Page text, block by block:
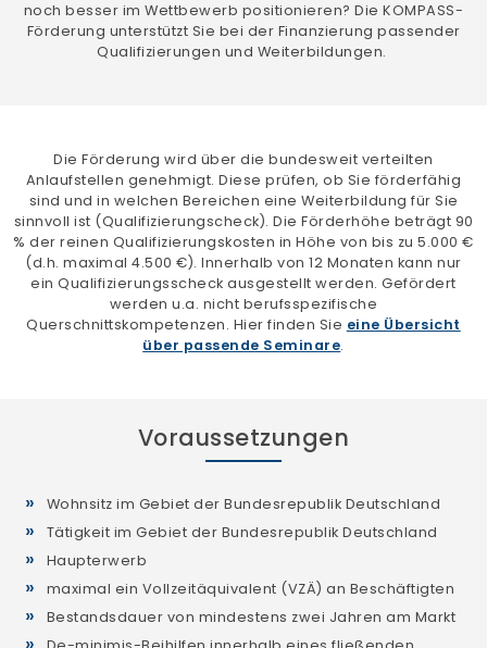
noch besser im Wettbewerb positionieren? Die KOMPASS-
Förderung unterstützt Sie bei der Finanzierung passender
Qualifizierungen und Weiterbildungen.
Die Förderung wird über die bundesweit verteilten
Anlaufstellen genehmigt. Diese prüfen, ob Sie förderfähig
sind und in welchen Bereichen eine Weiterbildung für Sie
sinnvoll ist (Qualifizierungscheck). Die Förderhöhe beträgt 90
% der reinen Qualifizierungskosten in Höhe von bis zu 5.000 €
(d.h. maximal 4.500 €). Innerhalb von 12 Monaten kann nur
ein Qualifizierungsscheck ausgestellt werden. Gefördert
werden u.a. nicht berufsspezifische
Querschnittskompetenzen. Hier finden Sie eine Übersicht
über passende Seminare.
Voraussetzungen
Wohnsitz im Gebiet der Bundesrepublik Deutschland
Tätigkeit im Gebiet der Bundesrepublik Deutschland
Haupterwerb
maximal ein Vollzeitäquivalent (VZÄ) an Beschäftigten
Bestandsdauer von mindestens zwei Jahren am Markt